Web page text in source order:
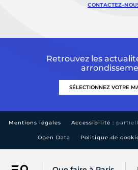
CONTACTEZ-
Retrouvez les
Mentions légales Accessibilité :
Open Data Politique de